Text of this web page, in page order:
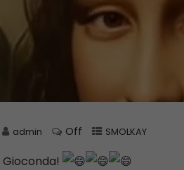
admin Off SMOLKAY
Gioconda!